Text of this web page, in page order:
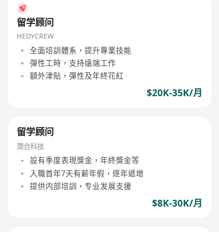
留学顾问
HEDYCREW
全面培訓體系，提升專業技能
彈性工時，支持遠端工作
額外津貼，彈性及年終花紅
$20K-35K/月
留学顾问
潤合科技
設有季度表現獎金，年終獎金等
入職首年7天有薪年假，逐年遞增
提供内部培訓，专业发展支援
$8K-30K/月